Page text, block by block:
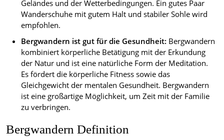
Geländes und der Wetterbedingungen. Ein gutes Paar
Wanderschuhe mit gutem Halt und stabiler Sohle wird
empfohlen.
Bergwandern ist gut für die Gesundheit: Bergwandern
kombiniert körperliche Betätigung mit der Erkundung
der Natur und ist eine natürliche Form der Meditation.
Es fördert die körperliche Fitness sowie das
Gleichgewicht der mentalen Gesundheit. Bergwandern
ist eine großartige Möglichkeit, um Zeit mit der Familie
zu verbringen.
Bergwandern Definition